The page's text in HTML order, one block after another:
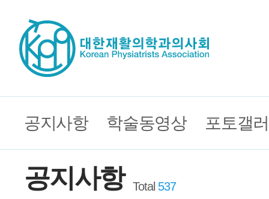
공지사항 학술동영상 포토갤
공지사항 Total 537